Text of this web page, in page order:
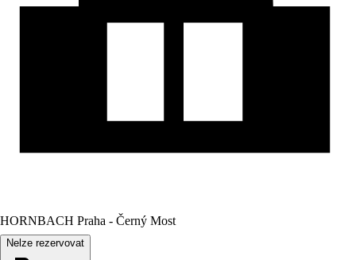
HORNBACH Praha - Černý Most
Nelze rezervovat